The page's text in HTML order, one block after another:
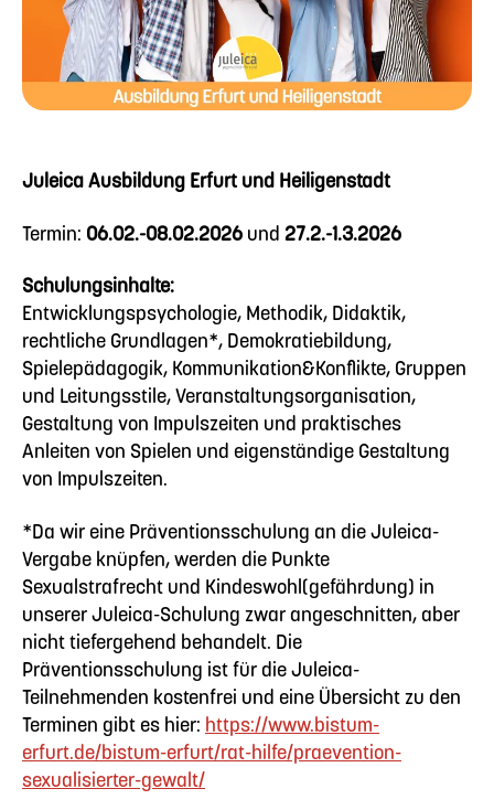
Juleica Ausbildung Erfurt und Heiligenstadt
Termin: 06.02.-08.02.2026 und 27.2.-1.3.2026
Schulungsinhalte:
Entwicklungspsychologie, Methodik, Didaktik,
rechtliche Grundlagen*, Demokratiebildung,
Spielepädagogik, Kommunikation&Konflikte, Gruppen
und Leitungsstile, Veranstaltungsorganisation,
Gestaltung von Impulszeiten und praktisches
Anleiten von Spielen und eigenständige Gestaltung
von Impulszeiten.
*Da wir eine Präventionsschulung an die Juleica-
Vergabe knüpfen, werden die Punkte
Sexualstrafrecht und Kindeswohl(gefährdung) in
unserer Juleica-Schulung zwar angeschnitten, aber
nicht tiefergehend behandelt. Die
Präventionsschulung ist für die Juleica-
Teilnehmenden kostenfrei und eine Übersicht zu den
Terminen gibt es hier: https://www.bistum-
erfurt.de/bistum-erfurt/rat-hilfe/praevention-
sexualisierter-gewalt/